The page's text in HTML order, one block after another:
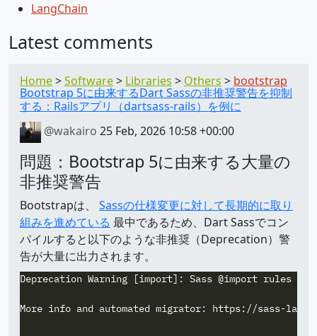
LangChain
Latest comments
Home Software Libraries Others bootstrap
Bootstrap 5に由来するDart Sassの非推奨警告を抑制
する：Railsアプリ（dartsass-rails）を例に
@wakairo 25 Feb, 2026 10:58 +00:00
問題：Bootstrap 5に由来する大量の
非推奨警告
Bootstrapは、 Sassの仕様変更に対して長期的に取り
組みを進めている 最中であるため、Dart Sassでコン
パイルすると以下のような非推奨（Deprecation）警
告が大量に出力されます。
Deprecation Warning [import]: Sass @import rules
More info and automated migrator: https://sass-